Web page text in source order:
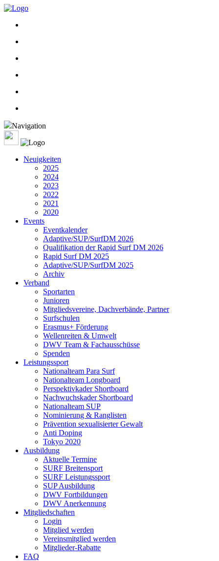
Navigation
Neuigkeiten
2025
2024
2023
2022
2021
2020
Events
Eventkalender
Adaptive/SUP/SurfDM 2026
Qualifikation der Rapid Surf DM 2026
Rapid Surf DM 2025
Adaptive/SUP/SurfDM 2025
Archiv
Verband
Sportarten
Junioren
Mitgliedsvereine, Dachverbände, Partner
Surfschulen
Erasmus+ Förderung
Wellenreiten & Umwelt
DWV Team & Fachausschüsse
Spenden
Leistungssport
Nationalteam Para Surf
Nationalteam Longboard
Perspektivkader Shortboard
Nachwuchskader Shortboard
Nationalteam SUP
Nominierung & Ranglisten
Prävention sexualisierter Gewalt
Anti Doping
Tokyo 2020
Ausbildung
Aktuelle Termine
SURF Breitensport
SURF Leistungssport
SUP Ausbildung
DWV Fortbildungen
DWV Anerkennung
Mitgliedschaften
Login
Mitglied werden
Vereinsmitglied werden
Mitglieder-Rabatte
FAQ